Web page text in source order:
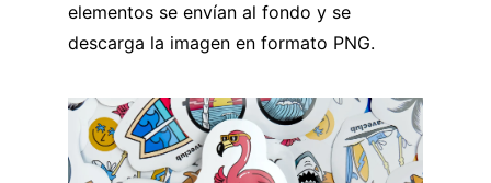
elementos se envían al fondo y se
descarga la imagen en formato PNG.